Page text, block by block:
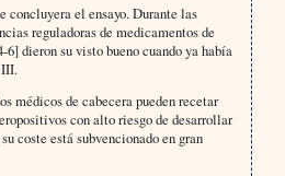
concluyera el ensayo. Durante las
reguladoras de medicamentos de
dieron su visto bueno cuando ya había
médicos de cabecera pueden recetar
con alto riesgo de desarrollar
coste está subvencionado en gran